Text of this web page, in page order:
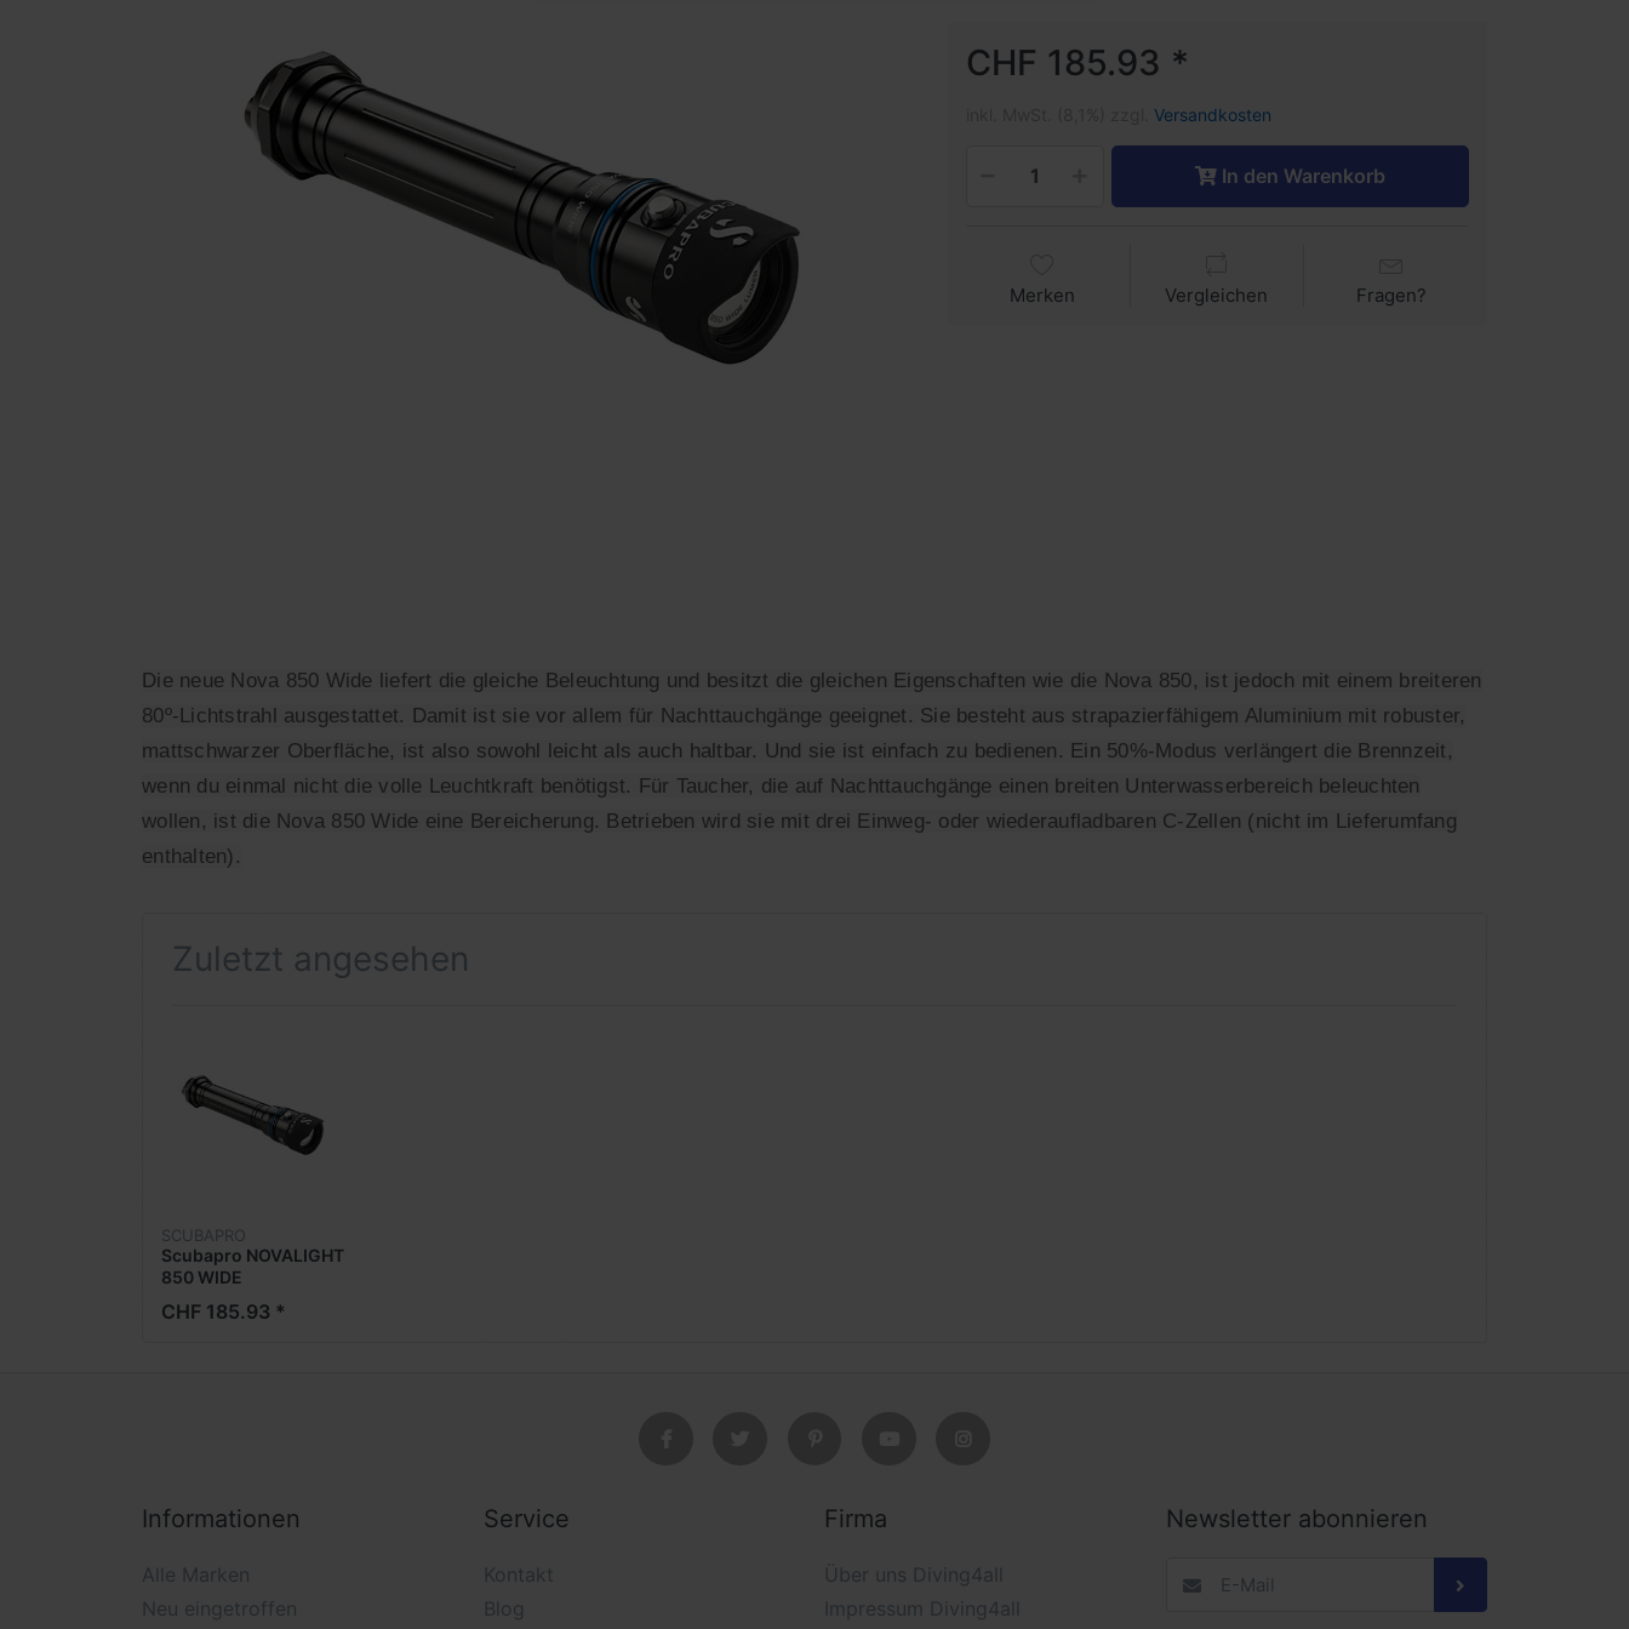
CHF 185.93 *
Versandkosten
In den Warenkorb
Merken Vergleichen Fragen?
Die neue Nova 850 Wide liefert die gleiche Beleuchtung und besitzt die gleichen Eigenschaften wie die Nova 850, ist jedoch mit einem breiteren
80º-Lichtstrahl ausgestattet. Damit ist sie vor allem für Nachttauchgänge geeignet. Sie besteht aus strapazierfähigem Aluminium mit robuster,
mattschwarzer Oberfläche, ist also sowohl leicht als auch haltbar. Und sie ist einfach zu bedienen. Ein 50%-Modus verlängert die Brennzeit,
wenn du einmal nicht die volle Leuchtkraft benötigst. Für Taucher, die auf Nachttauchgänge einen breiten Unterwasserbereich beleuchten
wollen, ist die Nova 850 Wide eine Bereicherung. Betrieben wird sie mit drei Einweg- oder wiederaufladbaren C-Zellen (nicht im Lieferumfang
enthalten).
Zuletzt angesehen
SCUBAPRO
Scubapro NOVALIGHT
850 WIDE
CHF 185.93 *
Informationen
Alle Marken
Neu eingetroffen
Service
Kontakt
Blog
Firma
Über uns Diving4all
Impressum Diving4all
Newsletter abonnieren